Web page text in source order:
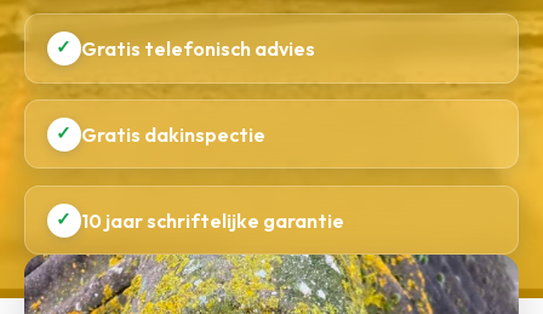
✓ Gratis telefonisch advies
✓ Gratis dakinspectie
✓ 10 jaar schriftelijke garantie